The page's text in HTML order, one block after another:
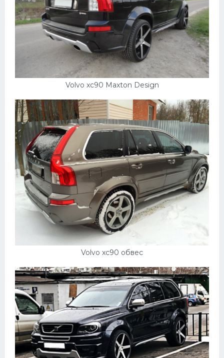
Volvo xc90 Maxton Design
Volvo xc90 обвес
Фольксваген
Лексус
Скания
Форд
Джили
Хавал
Кавасаки
Инфинити
ЛУАЗ
Фиат
Ситроен
Подводные лодки
Митсубиси
Киа
Танки
Крайслер